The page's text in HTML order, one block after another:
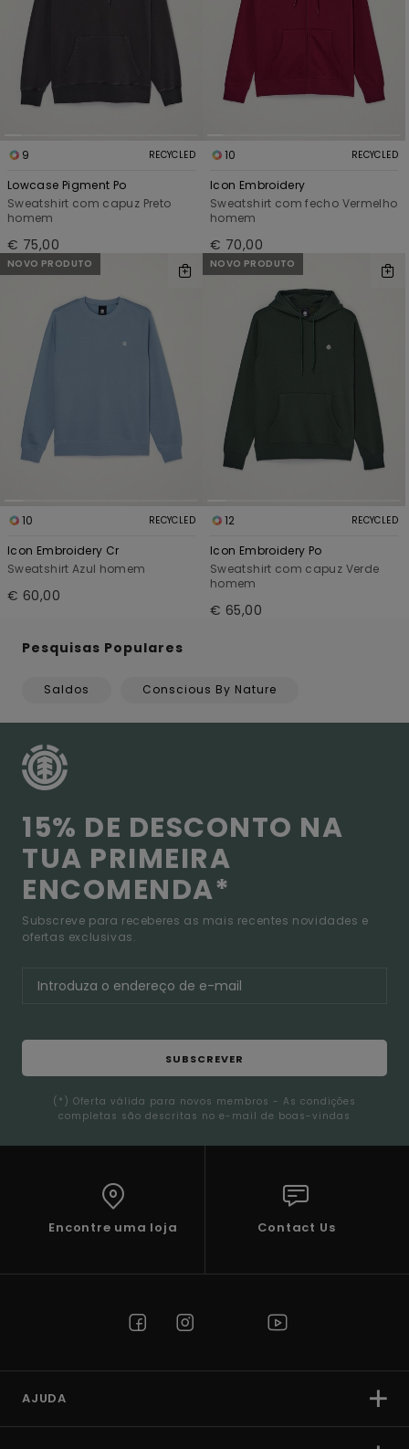
9 RECYCLED
Lowcase Pigment Po
Sweatshirt com capuz Preto
homem
€ 75,00
10 RECYCLED
Icon Embroidery
Sweatshirt com fecho Vermelho
homem
€ 70,00
NOVO PRODUTO
10 RECYCLED
Icon Embroidery Cr
Sweatshirt Azul homem
€ 60,00
NOVO PRODUTO
12 RECYCLED
Icon Embroidery Po
Sweatshirt com capuz Verde
homem
€ 65,00
Pesquisas Populares
Saldos Conscious By Nature
15% DE DESCONTO NA
TUA PRIMEIRA
ENCOMENDA*
Subscreve para receberes as mais recentes novidades e
ofertas exclusivas.
SUBSCREVER
(*) Oferta válida para novos membros - As condições
completas são descritas no e-mail de boas-vindas
Encontre uma loja Contact Us
AJUDA